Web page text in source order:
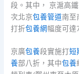
段。其中， 京滬高
次北京包養管道南至
打折包養網幅度可達
京廣包養段實施打短
養部八折，其中包養